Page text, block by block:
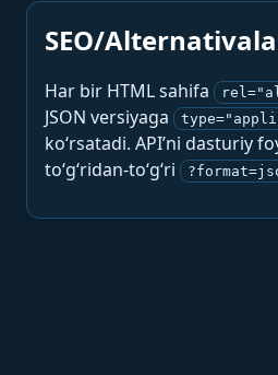
SEO/
Har bir HTML sahifa
JSON versiyaga
ko‘rsatadi. API’ni dasturiy
to‘g‘ridan-to‘g‘ri